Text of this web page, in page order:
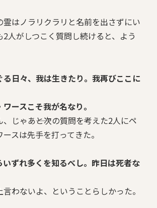
霊はノラリクラリと名前を出さずにい
2人がしつこく質問し続けると、よう
る日々、我は生きたり。我再びここに
ワースこそ我が名なり。
じゃあ――と次の質問を考えた2人にペ
スは先手を打ってきた。
いずれ多くを知るべし。昨日は死者な
わないよ、ということらしかった。